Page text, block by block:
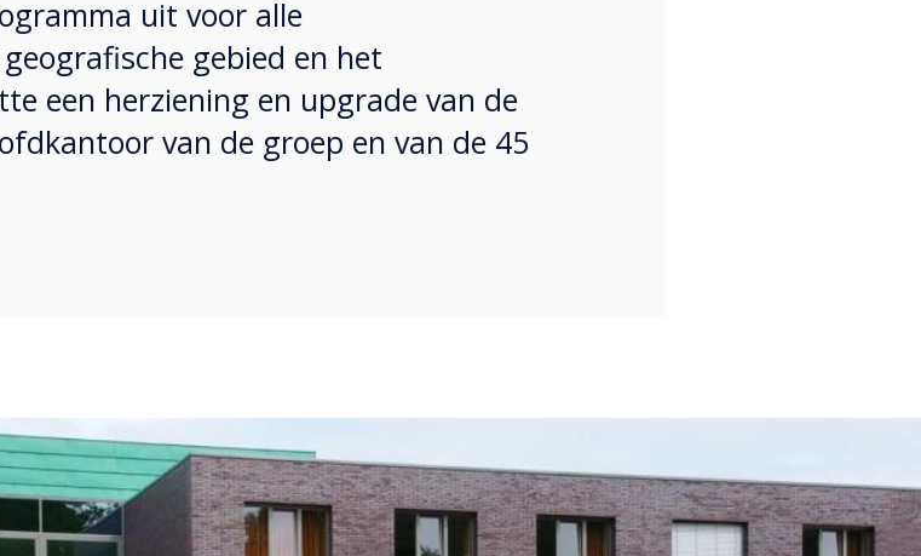
uit voor alle
gebied en het
een herziening en upgrade van de
van de groep en van de 45